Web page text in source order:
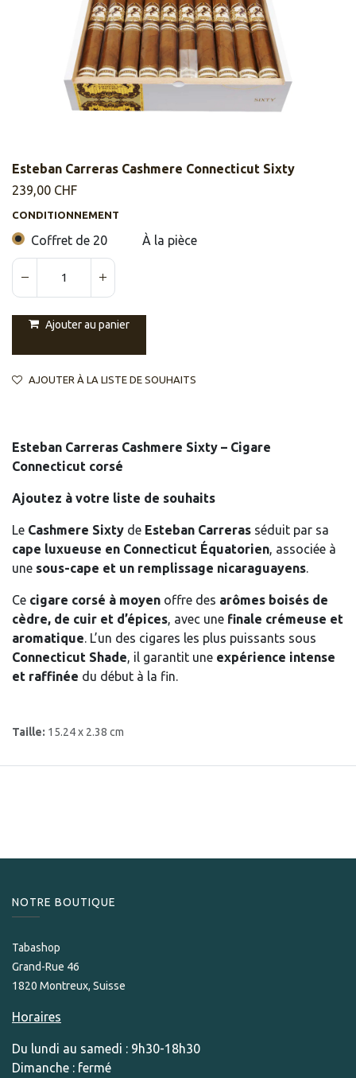
Esteban Carreras Cashmere Connecticut Sixty
239,00 CHF
CONDITIONNEMENT
Coffret de 20 À la pièce
Ajouter au panier
AJOUTER À LA LISTE DE SOUHAITS
Esteban Carreras Cashmere Sixty – Cigare
Connecticut corsé
Ajoutez à votre liste de souhaits
Le Cashmere Sixty de Esteban Carreras séduit par sa
cape luxueuse en Connecticut Équatorien, associée à
une sous-cape et un remplissage nicaraguayens.
Ce cigare corsé à moyen offre des arômes boisés de
cèdre, de cuir et d’épices, avec une finale crémeuse et
aromatique. L’un des cigares les plus puissants sous
Connecticut Shade, il garantit une expérience intense
et raffinée du début à la fin.
Taille: 15.24 x 2.38 cm
NOTRE BOUTIQUE
Tabashop
Grand-Rue 46
1820 Montreux, Suisse
Horaires
Du lundi au samedi : 9h30-18h30
Dimanche : fermé